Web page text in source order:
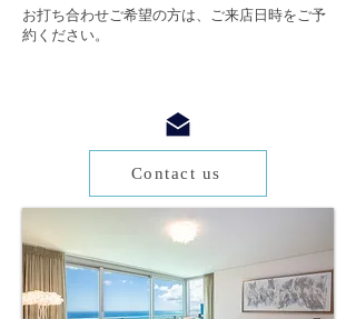
お打ち合わせご希望の方は、ご来店日時をご予
約ください。
Contact us